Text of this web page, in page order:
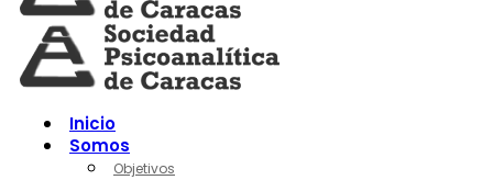
Inicio
Somos
Objetivos